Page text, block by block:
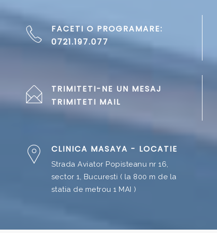
FACETI O PROGRAMARE:
0721.197.077
TRIMITETI-NE UN MESAJ
TRIMITETI MAIL
CLINICA MASAYA - LOCATIE
Strada Aviator Popisteanu nr 16,
sector 1, Bucuresti ( la 800 m de la
statia de metrou 1 MAI )